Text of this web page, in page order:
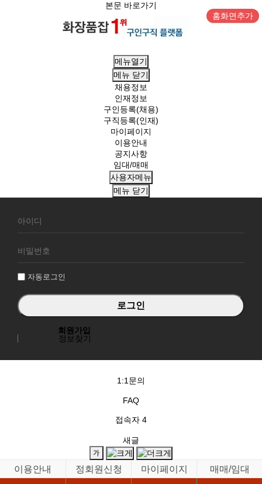
본문 바로가기
홈화면추가
메뉴열기
메뉴 닫기
채용정보
인재정보
구인등록(채용)
구직등록(인재)
마이페이지
이용안내
공지사항
임대/매매
사용자메뉴
메뉴 닫기
원
그
자동로그인
회원가입
정보찾기
1:1문의
FAQ
접속자 4
새글
이용안내 정회원신청 마이페이지
매매/임대